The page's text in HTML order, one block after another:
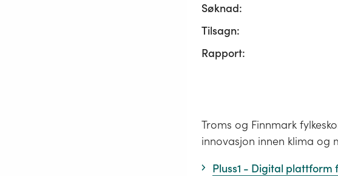
Søknad:
Tilsagn:
Rapport:
Troms og Finnmark
innovasjon innen klima og
Pluss1 - Digital